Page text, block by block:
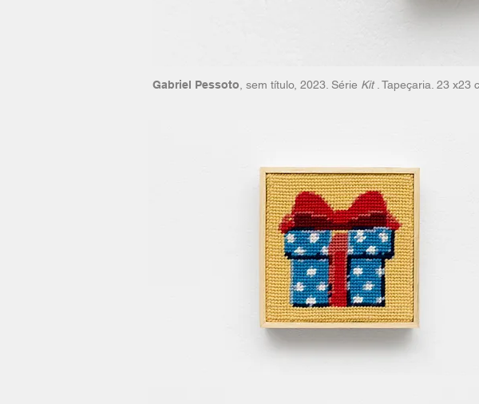
Gabriel Pessoto , sem título, 2023. Série Kit. Tapeçaria. 23 x23